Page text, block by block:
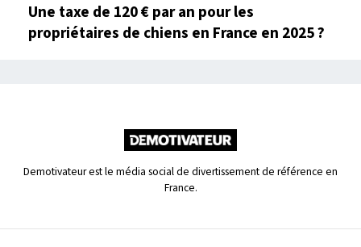
Une taxe de 120 € par an pour les
propriétaires de chiens en France en 2025 ?
Demotivateur est le média social de divertissement de référence en
France.